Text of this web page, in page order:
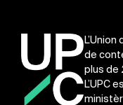
de
plus de
L’UPC